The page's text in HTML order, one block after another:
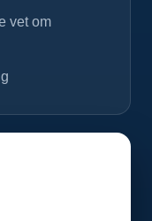
vet om